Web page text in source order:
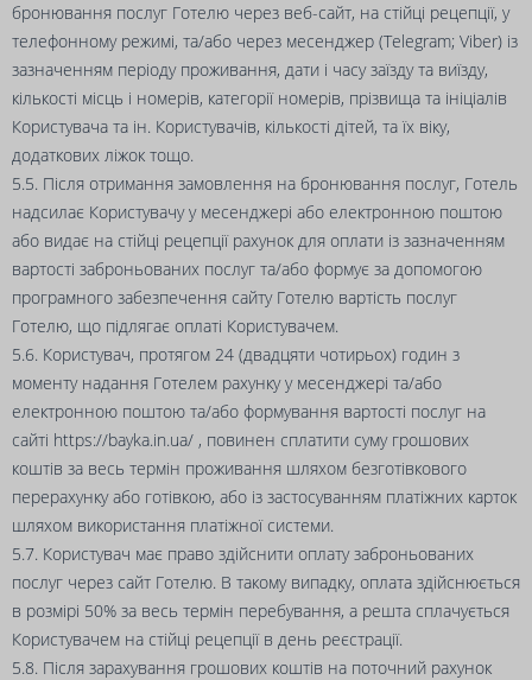
бронювання послуг Готелю через веб-сайт, на стійці рецепції, у
телефонному режимі, та/або через месенджер (Telegram; Viber) із
зазначенням періоду проживання, дати і часу заїзду та виїзду,
кількості місць і номерів, категорії номерів, прізвища та ініціалів
Користувача та ін. Користувачів, кількості дітей, та їх віку,
додаткових ліжок тощо.
5.5. Після отримання замовлення на бронювання послуг, Готель
надсилає Користувачу у месенджері або електронною поштою
або видає на стійці рецепції рахунок для оплати із зазначенням
вартості заброньованих послуг та/або формує за допомогою
програмного забезпечення сайту Готелю вартість послуг
Готелю, що підлягає оплаті Користувачем.
5.6. Користувач, протягом 24 (двадцяти чотирьох) годин з
моменту надання Готелем рахунку у месенджері та/або
електронною поштою та/або формування вартості послуг на
сайті https://bayka.in.ua/ , повинен сплатити суму грошових
коштів за весь термін проживання шляхом безготівкового
перерахунку або готівкою, або із застосуванням платіжних карток
шляхом використання платіжної системи.
5.7. Користувач має право здійснити оплату заброньованих
послуг через сайт Готелю. В такому випадку, оплата здійснюється
в розмірі 50% за весь термін перебування, а решта сплачується
Користувачем на стійці рецепції в день реєстрації.
5.8. Після зарахування грошових коштів на поточний рахунок